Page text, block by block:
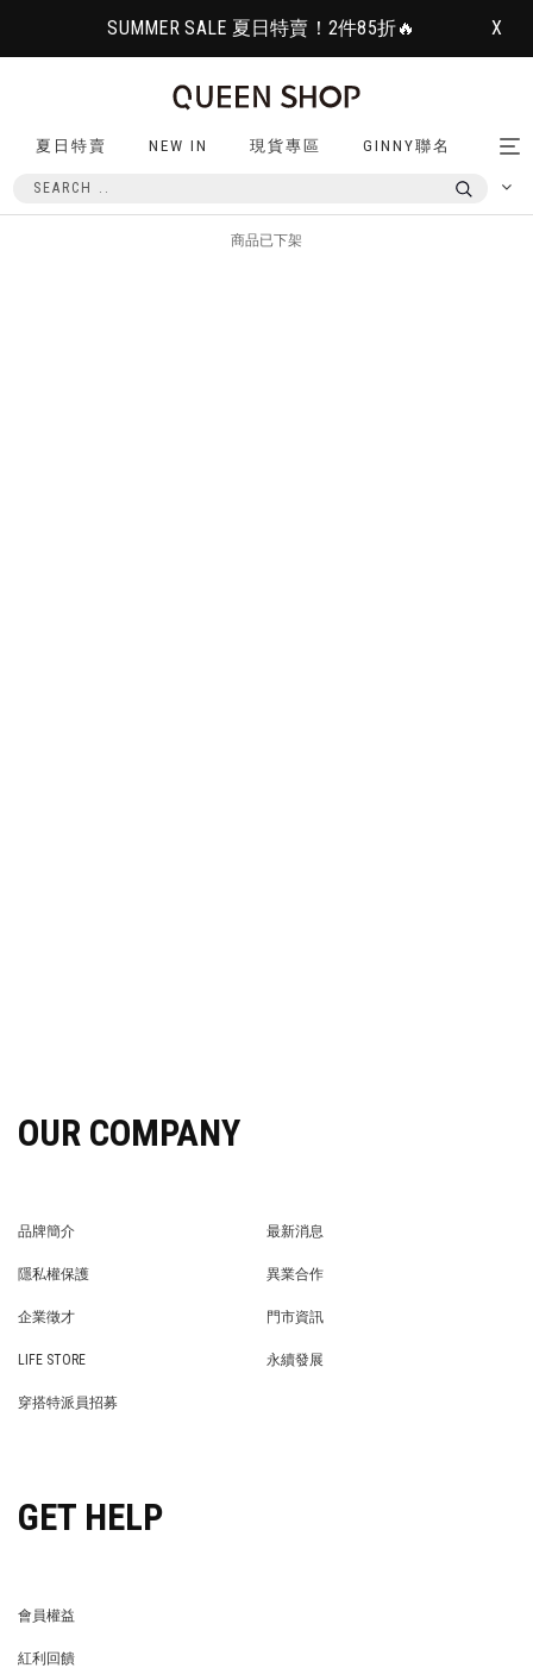
SUMMER SALE 夏日特賣！2件85折🔥 X
夏日特賣 NEW IN 現貨專區 GINNY聯名
商品已下架
OUR COMPANY
品牌簡介
最新消息
隱私權保護
異業合作
企業徵才
門市資訊
LIFE STORE
永續發展
穿搭特派員招募
GET HELP
會員權益
紅利回饋